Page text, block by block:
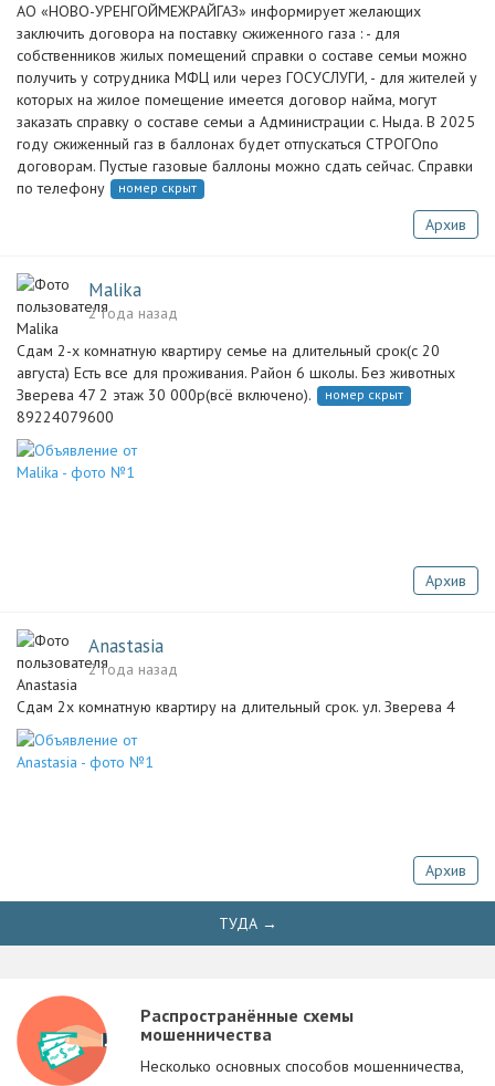
АО «НОВО-УРЕНГОЙМЕЖРАЙГАЗ» информирует желающих
заключить договора на поставку сжиженного газа : - для
собственников жилых помещений справки о составе семьи можно
получить у сотрудника МФЦ или через ГОСУСЛУГИ, - для жителей у
которых на жилое помещение имеется договор найма, могут
заказать справку о составе семьи а Администрации с. Ныда. В 2025
году сжиженный газ в баллонах будет отпускаться СТРОГОпо
договорам. Пустые газовые баллоны можно сдать сейчас. Справки
по телефону
номер скрыт
Архив
Malika
2 года назад
Сдам 2-х комнатную квартиру семье на длительный срок(с 20
августа) Есть все для проживания. Район 6 школы. Без животных
Зверева 47 2 этаж 30 000р(всё включено).
номер скрыт
89224079600
Архив
Anastasia
2 года назад
Сдам 2х комнатную квартиру на длительный срок. ул. Зверева 4
Архив
ТУДА →
Распространённые схемы
мошенничества
Несколько основных способов мошенничества,